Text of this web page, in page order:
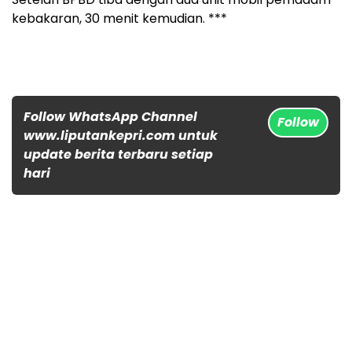
kebakaran, 30 menit kemudian. ***
Follow WhatsApp Channel
www.liputankepri.com untuk
update berita terbaru setiap
hari
Follow